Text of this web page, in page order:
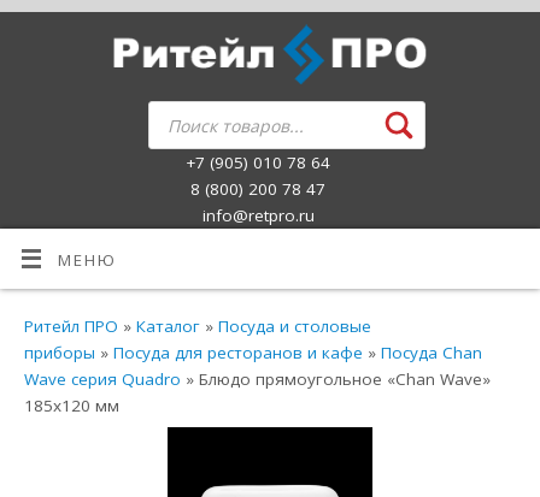
+7 (905) 010 78 64
8 (800) 200 78 47
info@retpro.ru
МЕНЮ
Ритейл ПРО »Каталог »Посуда и столовые
приборы »Посуда для ресторанов и кафе »Посуда Chan
Wave серия Quadro » Блюдо прямоугольное «Chan Wave»
185х120 мм